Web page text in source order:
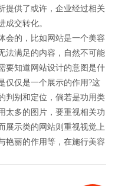
提供了或许，企业经过相关
成交转化。
的，比如网站是一个美容
法满足的内容，自然不可能
要知道网站设计的意图是什
仅仅是一个展示的作用?这
判别和定位，倘若是功用类
太多的图片，要重视相关功
展示类的网站则重视视觉上
艳丽的作用等，在施行美容